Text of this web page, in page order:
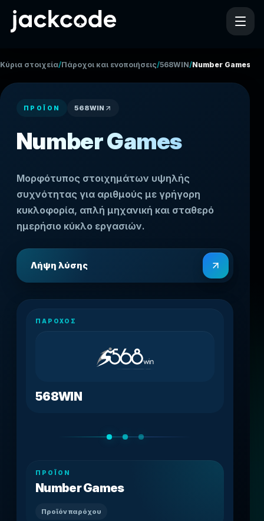
Κύρια στοιχεία/Πάροχοι και ενοποιήσεις/568WIN/Number Games
ΠΡΟΪΌΝ 568WIN
Number Games
Μορφότυπος στοιχημάτων υψηλής
συχνότητας για αριθμούς με γρήγορη
κυκλοφορία, απλή μηχανική και σταθερό
ημερήσιο κύκλο εργασιών.
Λήψη λύσης
ΠΆΡΟΧΟΣ
568WIN
ΠΡΟΪΌΝ
Number Games
Προϊόν παρόχου